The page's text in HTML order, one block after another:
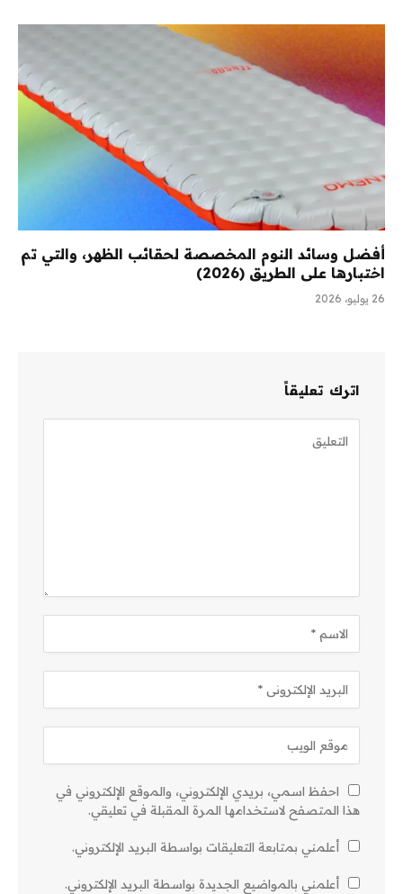
أفضل وسائد النوم المخصصة لحقائب الظهر، والتي تم
اختبارها على الطريق (2026)
26 يوليو، 2026
اترك تعليقاً
احفظ اسمي، بريدي الإلكتروني، والموقع الإلكتروني في
هذا المتصفح لاستخدامها المرة المقبلة في تعليقي.
أعلمني بمتابعة التعليقات بواسطة البريد الإلكتروني.
أعلمني بالمواضيع الجديدة بواسطة البريد الإلكتروني.